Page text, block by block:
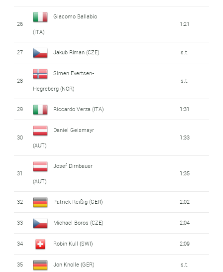
26
Giacomo Ballabio
(ITA)
1:21
27 Jakub Ríman (CZE) s.t.
28
Simen Evertsen-
Hegreberg (NOR)
s.t.
29 Riccardo Verza (ITA) 1:31
30
Daniel Geismayr
(AUT)
1:33
31
Josef Dirnbauer
(AUT)
1:35
32 Patrick Reißig (GER) 2:02
33 Michael Boros (CZE) 2:04
34 Robin Kull (SWI) 2:09
35 Jon Knolle (GER) s.t.